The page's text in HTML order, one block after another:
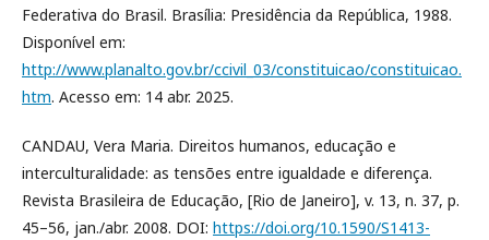
Federativa do Brasil. Brasília: Presidência da República, 1988.
Disponível em:
http://www.planalto.gov.br/ccivil_03/constituicao/constituicao.
htm. Acesso em: 14 abr. 2025.
CANDAU, Vera Maria. Direitos humanos, educação e
interculturalidade: as tensões entre igualdade e diferença.
Revista Brasileira de Educação, [Rio de Janeiro], v. 13, n. 37, p.
45–56, jan./abr. 2008. DOI: https://doi.org/10.1590/S1413-